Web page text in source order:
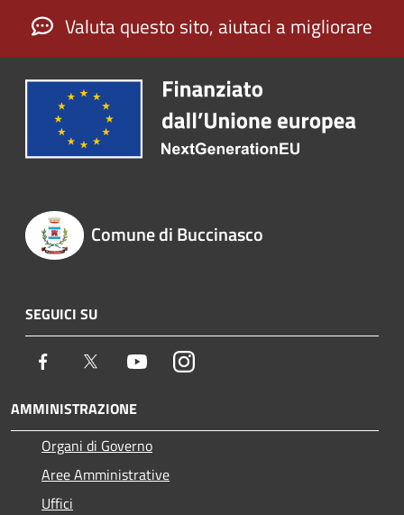
Valuta questo sito, aiutaci a migliorare
Comune di Buccinasco
SEGUICI SU
Facebook Twitter YoutubeInstagram
AMMINISTRAZIONE
Organi di Governo
Aree Amministrative
Uffici